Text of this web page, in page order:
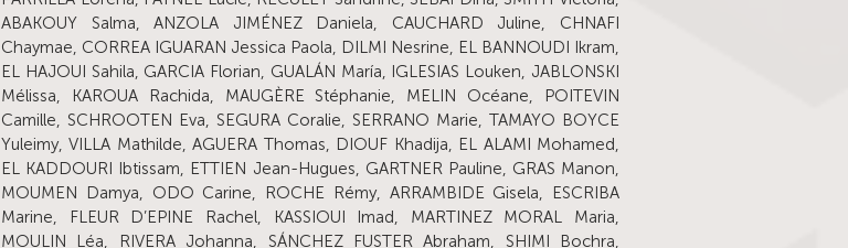
ABAKOUY Salma, ANZOLA JIMÉNEZ Daniela, CAUCHARD Juline, CHNAFI
Chaymae, CORREA IGUARAN Jessica Paola, DILMI Nesrine, EL BANNOUDI Ikram,
EL HAJOUI Sahila, GARCIA Florian, GUALÁN María, IGLESIAS Louken, JABLONSKI
Mélissa, KAROUA Rachida, MAUGÈRE Stéphanie, MELIN Océane, POITEVIN
Camille, SCHROOTEN Eva, SEGURA Coralie, SERRANO Marie, TAMAYO BOYCE
Yuleimy, VILLA Mathilde, AGUERA Thomas, DIOUF Khadija, EL ALAMI Mohamed,
EL KADDOURI Ibtissam, ETTIEN Jean-Hugues, GARTNER Pauline, GRAS Manon,
MOUMEN Damya, ODO Carine, ROCHE Rémy, ARRAMBIDE Gisela, ESCRIBA
Marine, FLEUR D’EPINE Rachel, KASSIOUI Imad, MARTINEZ MORAL Maria,
MOULIN Léa, RIVERA Johanna, SÁNCHEZ FUSTER Abraham, SHIMI Bochra,